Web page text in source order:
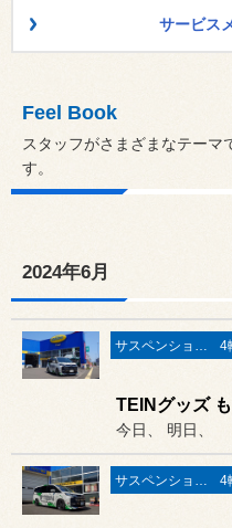
サービス
Feel Book
スタッフがさまざまなテーマ
す。
2024年6月
サスペンション交換
今日、 明日、
サスペンション交換